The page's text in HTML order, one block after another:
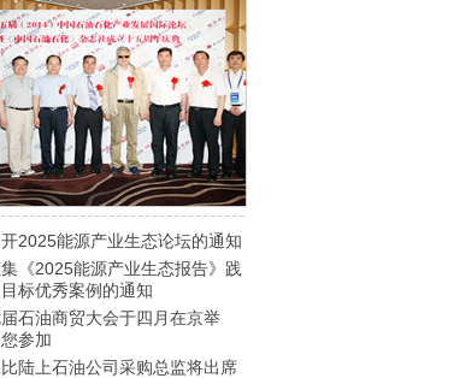
2025能源产业生态论坛的通知
《2025能源产业生态报告》践
标优秀案例的通知
石油商贸大会于四月在京举
参加
陆上石油公司采购总监将出席